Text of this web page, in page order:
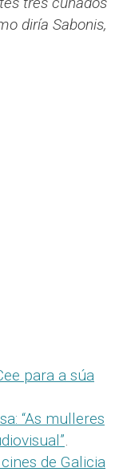
diría Sabonis,
para a súa
“As mulleres
.
de Galicia